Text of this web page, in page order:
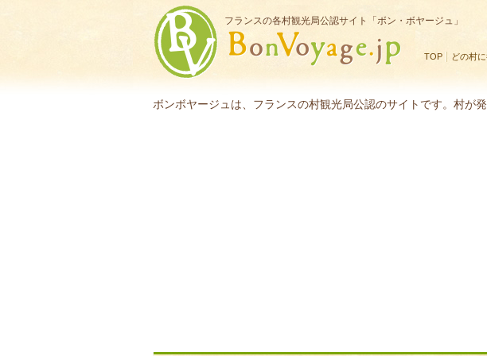
フランスの各村観光局公認サイト「ボン・ボヤージュ」
TOP どの村
ボンボヤージュは、フランスの村観光局公認のサイトです。村が